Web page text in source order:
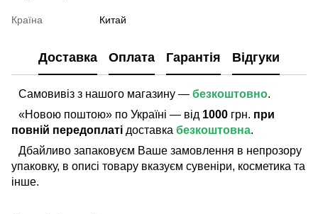
Країна Китай
Доставка Оплата Гарантія Відгуки
Самовивіз з нашого магазину — безкоштовно.
«Новою поштою» по Україні — від 1000 грн. при
повній передоплаті доставка безкоштовна.
Дбайливо запаковуєм Ваше замовлення в непрозору
упаковку, в описі товару вказуєм сувеніри, косметика та
інше.